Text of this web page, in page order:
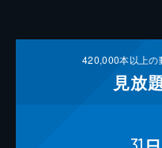
420,000本以上の
見放